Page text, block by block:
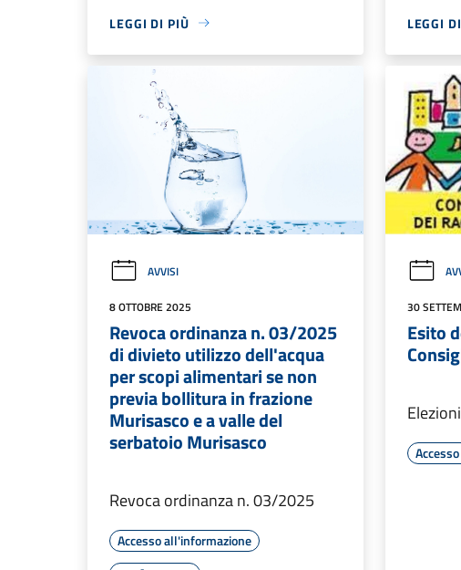
LEGGI DI PIÙ LEGGI
AVVISI
8 OTTOBRE 2025
Revoca ordinanza n. 03/2025
di divieto utilizzo dell'acqua
per scopi alimentari se non
previa bollitura in frazione
Murisasco e a valle del
serbatoio Murisasco
Revoca ordinanza n. 03/2025
Accesso all'informazione
30
Esito